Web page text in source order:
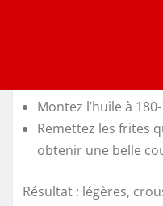
Montez l’huile à 180-
Remettez les frites
obtenir une belle
Résultat : légères,